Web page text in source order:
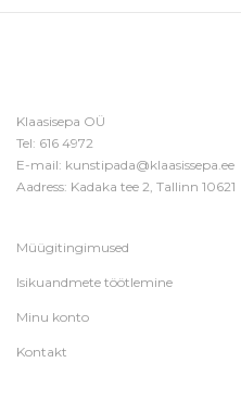
Klaasisepa OÜ
Tel: 616 4972
E-mail: kunstipada@klaasissepa.ee
Aadress: Kadaka tee 2, Tallinn 10621
Müügitingimused
Isikuandmete töötlemine
Minu konto
Kontakt